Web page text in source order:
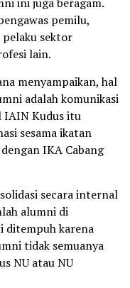
pemilu,
pelaku sektor
lain.
menyampaikan, hal
adalah komunikasi
IAIN Kudus itu
sesama ikatan
IKA Cabang
secara internal
alumni di
ditempuh karena
tidak semuanya
NU atau NU